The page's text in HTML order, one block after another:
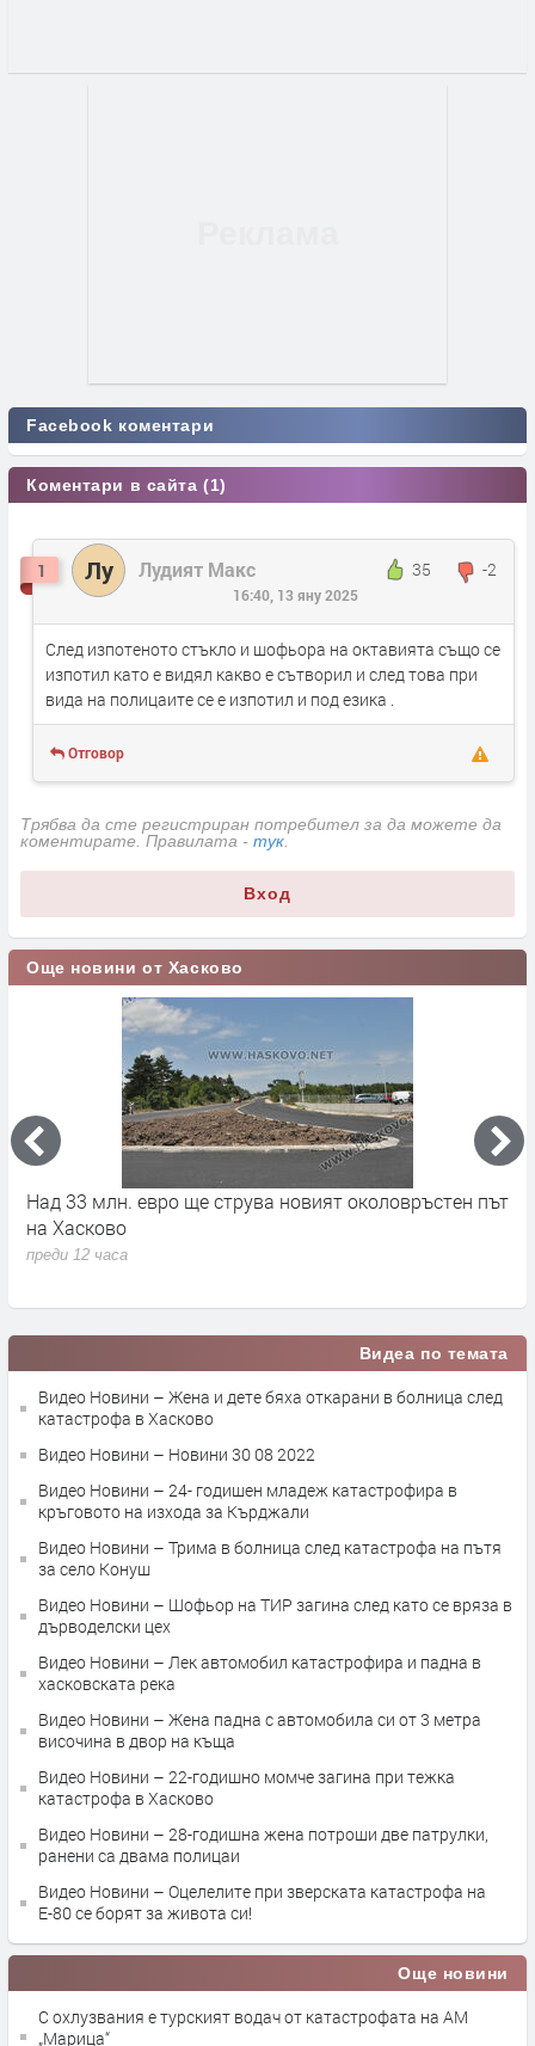
Facebook коментари
Коментари в сайта (1)
1 Лу Лудият Макс 35 -2
16:40, 13 яну 2025
След изпотеното стъкло и шофьора на октавията също се
изпотил като е видял какво е сътворил и след това при
вида на полицаите се е изпотил и под езика .
Отговор
Трябва да сте регистриран потребител за да можете да
коментирате. Правилата - тук.
Вход
Още новини от Хасково
Над 33 млн. евро ще струва новият околовръстен път
на Хасково
преди 12 часа
Видеа по темата
Видео Новини – Жена и дете бяха откарани в болница след
катастрофа в Хасково
Видео Новини – Новини 30 08 2022
Видео Новини – 24- годишен младеж катастрофира в
кръговото на изхода за Кърджали
Видео Новини – Трима в болница след катастрофа на пътя
за село Конуш
Видео Новини – Шофьор на ТИР загина след като се вряза в
дърводелски цех
Видео Новини – Лек автомобил катастрофира и падна в
хасковската река
Видео Новини – Жена падна с автомобила си от 3 метра
височина в двор на къща
Видео Новини – 22-годишно момче загина при тежка
катастрофа в Хасково
Видео Новини – 28-годишна жена потроши две патрулки,
ранени са двама полицаи
Видео Новини – Оцелелите при зверската катастрофа на
Е-80 се борят за живота си!
Още новини
С охлузвания е турският водач от катастрофата на АМ
„Марица“